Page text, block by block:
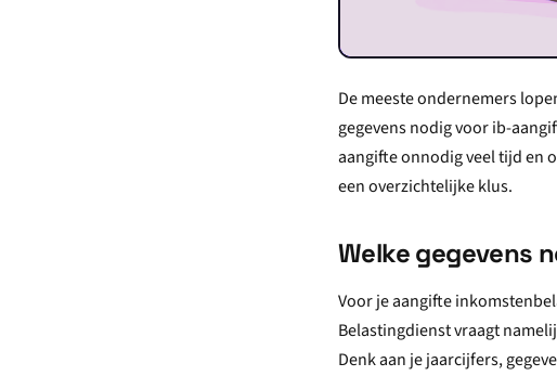
De meeste ondernemers
gegevens nodig voor ib-
aangifte onnodig veel tijd en
een overzichtelijke klus.
Welke gegevens
Voor je aangifte
Belastingdienst vraagt
Denk aan je jaarcijfers,